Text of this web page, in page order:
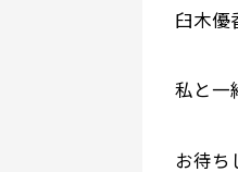
臼木優
私と一
お待ち